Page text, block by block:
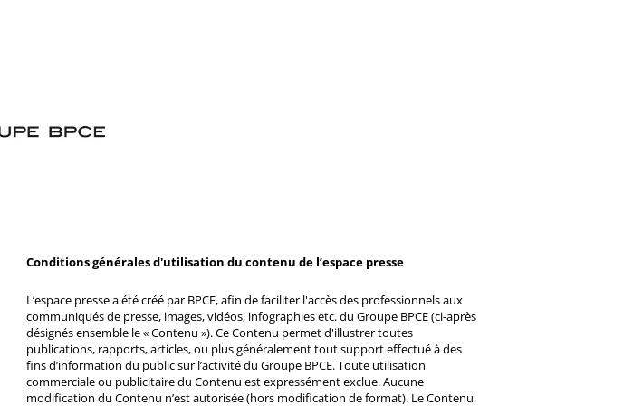
Conditions générales d'utilisation du contenu de l’espace presse
L’espace presse a été créé par BPCE, afin de faciliter l'accès des professionnels aux
communiqués de presse, images, vidéos, infographies etc. du Groupe BPCE (ci-après
désignés ensemble le « Contenu »). Ce Contenu permet d'illustrer toutes
publications, rapports, articles, ou plus généralement tout support effectué à des
fins d’information du public sur l’activité du Groupe BPCE. Toute utilisation
commerciale ou publicitaire du Contenu est expressément exclue. Aucune
modification du Contenu n’est autorisée (hors modification de format). Le Contenu